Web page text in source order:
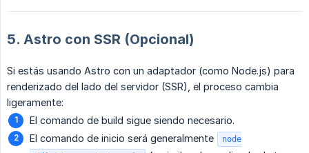
5. Astro con SSR (Opcional)
Si estás usando Astro con un adaptador (como Node.js) para
renderizado del lado del servidor (SSR), el proceso cambia
ligeramente:
El comando de build sigue siendo necesario.
El comando de inicio será generalmente
node